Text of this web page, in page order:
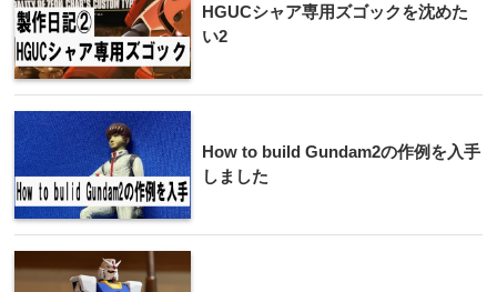
HGUCシャア専用ズゴックを沈めた
い2
How to build Gundam2の作例を入手
しました